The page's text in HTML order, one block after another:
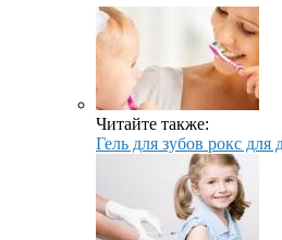
Читайте также:
Гель для зубов рокс для